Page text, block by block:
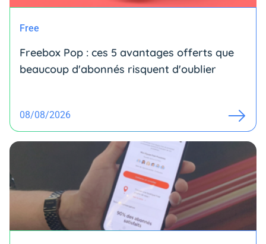
Free
Freebox Pop : ces 5 avantages offerts que
beaucoup d'abonnés risquent d'oublier
08/08/2026